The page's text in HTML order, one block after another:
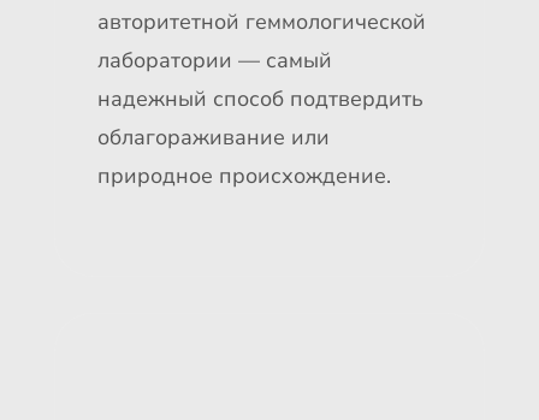
авторитетной геммологической
лаборатории — самый
надежный способ подтвердить
облагораживание или
природное происхождение.